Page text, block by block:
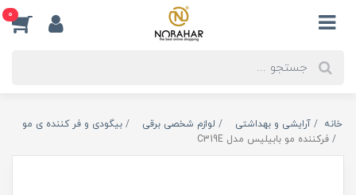
0
خانه آرایشی و بهداشتی لوازم شخصی برقی
بیگودی و فر کننده ی مو
فرکننده مو بابیلیس مدل C319E